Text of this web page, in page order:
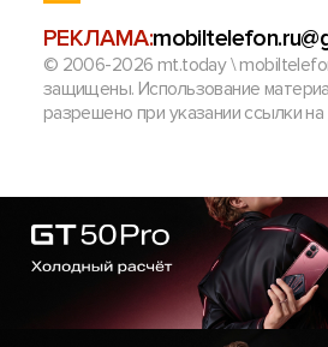
РЕКЛАМА:
© 2006-2026 mt.today \
защищены. Использование
разрешено при указании ссылки